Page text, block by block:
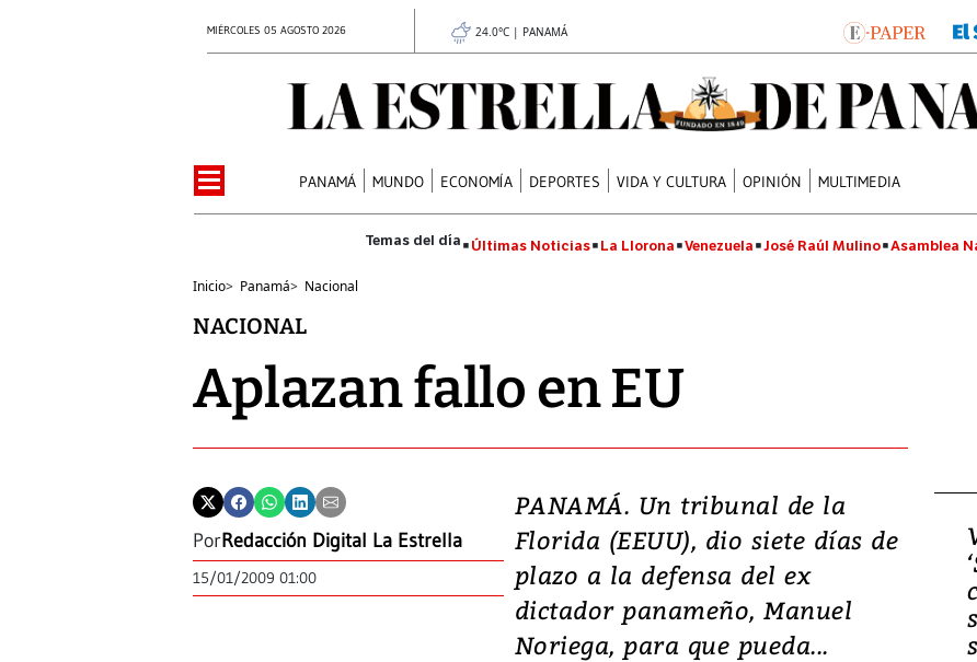
MIÉRCOLES 05 AGOSTO 2026 24.0°C | PANAMÁ
PANAMÁ MUNDO ECONOMÍA DEPORTES VIDA Y CULTURA OPINIÓN MULTIMEDIA
Últimas Noticias La Llorona Venezuela José Raúl Mulino Asamblea
Inicio> Panamá> Nacional
NACIONAL
Aplazan fallo en EU
PorRedacción Digital La Estrella
15/01/2009 01:00
PANAMÁ. Un tribunal de la
Florida (EEUU), dio siete días de
plazo a la defensa del ex
dictador panameño, Manuel
Noriega, para que pueda...
Video, Japón: Terremoto
deja heridos y graves
daños en Kumamoto